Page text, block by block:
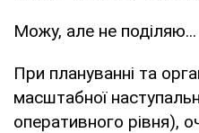
Можу, але не поділяю...
При плануванні та
масштабної
оперативного рівня),